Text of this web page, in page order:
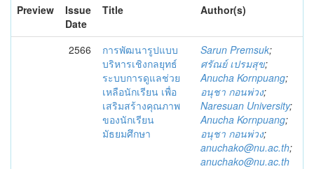
Preview
Issue
Date
Title Author(s)
2566
การพัฒนารูปแบบ
บริหารเชิงกลยุทธ์
ระบบการดูแลช่วย
เหลือนักเรียน เพื่อ
เสริมสร้างคุณภาพ
ของนักเรียน
มัธยมศึกษา
Sarun Premsuk;
ศรัณย์ เปรมสุข;
Anucha Kornpuang;
อนุชา กอนพ่วง;
Naresuan University;
Anucha Kornpuang;
อนุชา กอนพ่วง;
anuchako@nu.ac.th;
anuchako@nu.ac.th